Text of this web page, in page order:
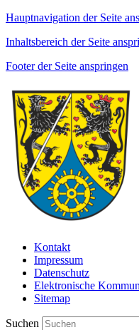
Hauptnavigation der Seite
Inhaltsbereich der Seite
Footer der Seite anspringen
Kontakt
Impressum
Datenschutz
Elektronische
Sitemap
Suchen